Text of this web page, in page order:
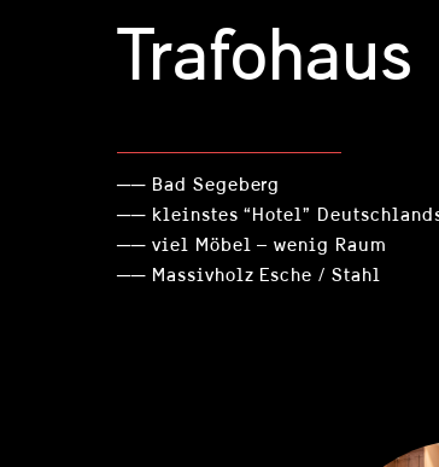
Trafohaus
── Bad Segeberg
── kleinstes “Hotel”
── viel Möbel – wenig Raum
── Massivholz Esche / Stahl